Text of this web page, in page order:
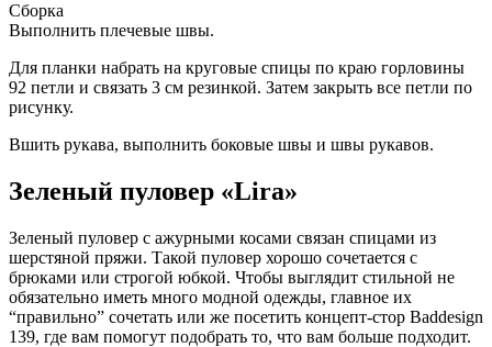
Сборка
Выполнить плечевые швы.
Для планки набрать на круговые спицы по краю горловины
92 петли и связать 3 см резинкой. Затем закрыть все петли по
рисунку.
Вшить рукава, выполнить боковые швы и швы рукавов.
Зеленый пуловер «Lira»
Зеленый пуловер с ажурными косами связан спицами из
шерстяной пряжи. Такой пуловер хорошо сочетается с
брюками или строгой юбкой. Чтобы выглядит стильной не
обязательно иметь много модной одежды, главное их
“правильно” сочетать или же посетить концепт-стор Baddesign
139, где вам помогут подобрать то, что вам больше подходит.